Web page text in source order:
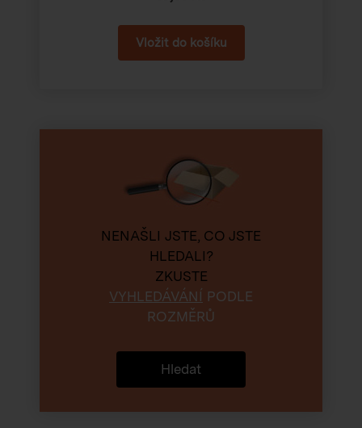
NENAŠLI JSTE, CO JSTE
HLEDALI?
ZKUSTE
VYHLEDÁVÁNÍ PODLE
ROZMĚRŮ
Hledat